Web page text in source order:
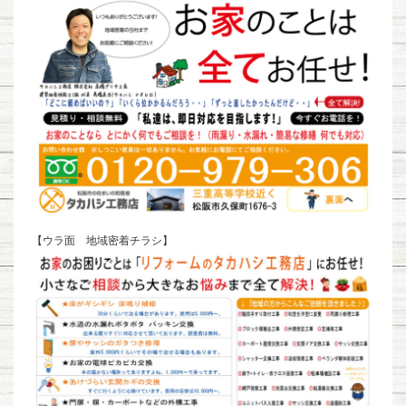
【ウラ面 地域密着チラシ】